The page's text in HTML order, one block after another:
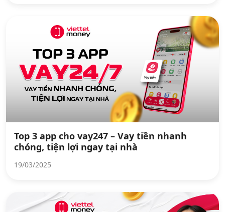
Top 3 app cho vay247 – Vay tiền nhanh
chóng, tiện lợi ngay tại nhà
19/03/2025